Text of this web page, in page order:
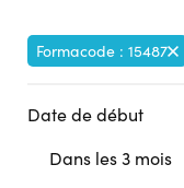
Formacode : 15487
Date de début
Dans les 3 mois